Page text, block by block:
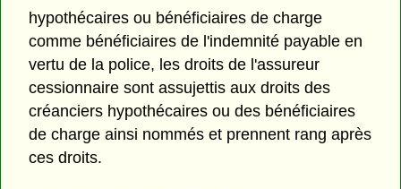
hypothécaires ou bénéficiaires de charge
comme bénéficiaires de l'indemnité payable en
vertu de la police, les droits de l'assureur
cessionnaire sont assujettis aux droits des
créanciers hypothécaires ou des bénéficiaires
de charge ainsi nommés et prennent rang après
ces droits.